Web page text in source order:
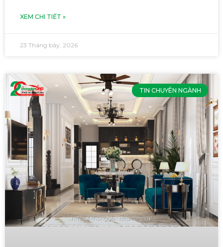
XEM CHI TIẾT »
23 Tháng bảy, 2026
TIN CHUYÊN NGÀNH